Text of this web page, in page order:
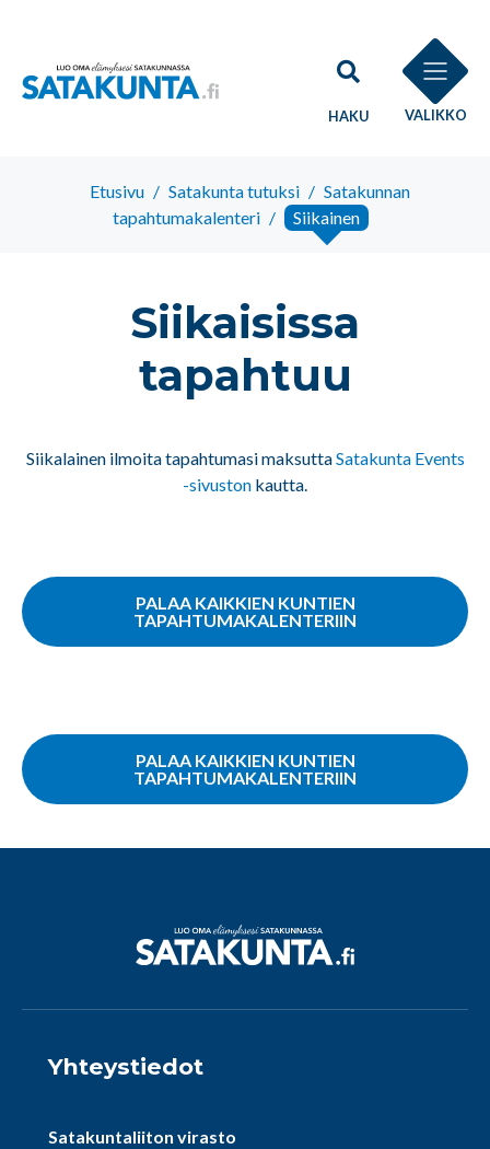
HAKU VALIKKO
Etusivu / Satakunta tutuksi / Satakunnan
tapahtumakalenteri / Siikainen
Siikaisissa
tapahtuu
Siikalainen ilmoita tapahtumasi maksuttaSatakunta Events
-sivuston kautta.
PALAA KAIKKIEN KUNTIEN
TAPAHTUMAKALENTERIIN
PALAA KAIKKIEN KUNTIEN
TAPAHTUMAKALENTERIIN
Yhteystiedot
Satakuntaliiton virasto